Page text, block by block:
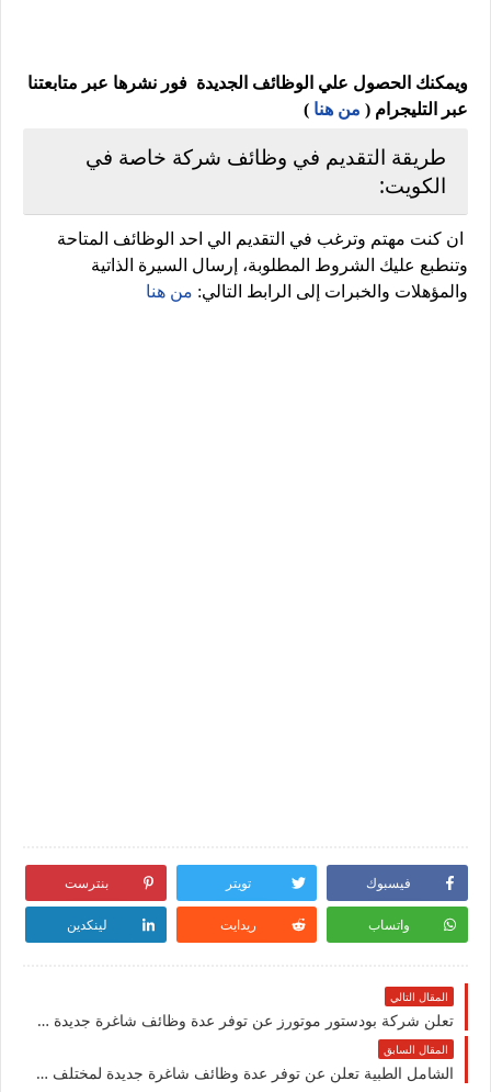
ويمكنك الحصول علي الوظائف الجديدة فور نشرها عبر متابعتنا
عبر التليجرام ( من هنا )
طريقة التقديم في وظائف شركة خاصة في
الكويت:
ان كنت مهتم وترغب في التقديم الي احد الوظائف المتاحة
وتنطبع عليك الشروط المطلوبة، إرسال السيرة الذاتية
والمؤهلات والخبرات إلى الرابط التالي: من هنا
فيسبوك تويتر بنترست
واتساب ريدايت لينكدين
المقال التالي
تعلن شركة بودستور موتورز عن توفر عدة وظائف شاغرة جديدة في مختلف التخصصات في الكويت
المقال السابق
الشامل الطبية تعلن عن توفر عدة وظائف شاغرة جديدة لمختلف التخصصات للرجال والنساء بالكويت